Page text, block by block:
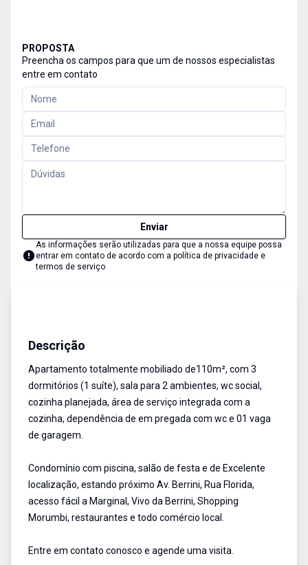
PROPOSTA
Preencha os campos para que um de nossos especialistas
entre em contato
Enviar
As informações serão utilizadas para que a nossa equipe possa
entrar em contato de acordo com a política de privacidade e
termos de serviço
Descrição
Apartamento totalmente mobiliado de110m², com 3
dormitórios (1 suíte), sala para 2 ambientes, wc social,
cozinha planejada, área de serviço integrada com a
cozinha, dependência de em pregada com wc e 01 vaga
de garagem.
Condomínio com piscina, salão de festa e de Excelente
localização, estando próximo Av. Berrini, Rua Florida,
acesso fácil a Marginal, Vivo da Berrini, Shopping
Morumbi, restaurantes e todo comércio local.
Entre em contato conosco e agende uma visita.